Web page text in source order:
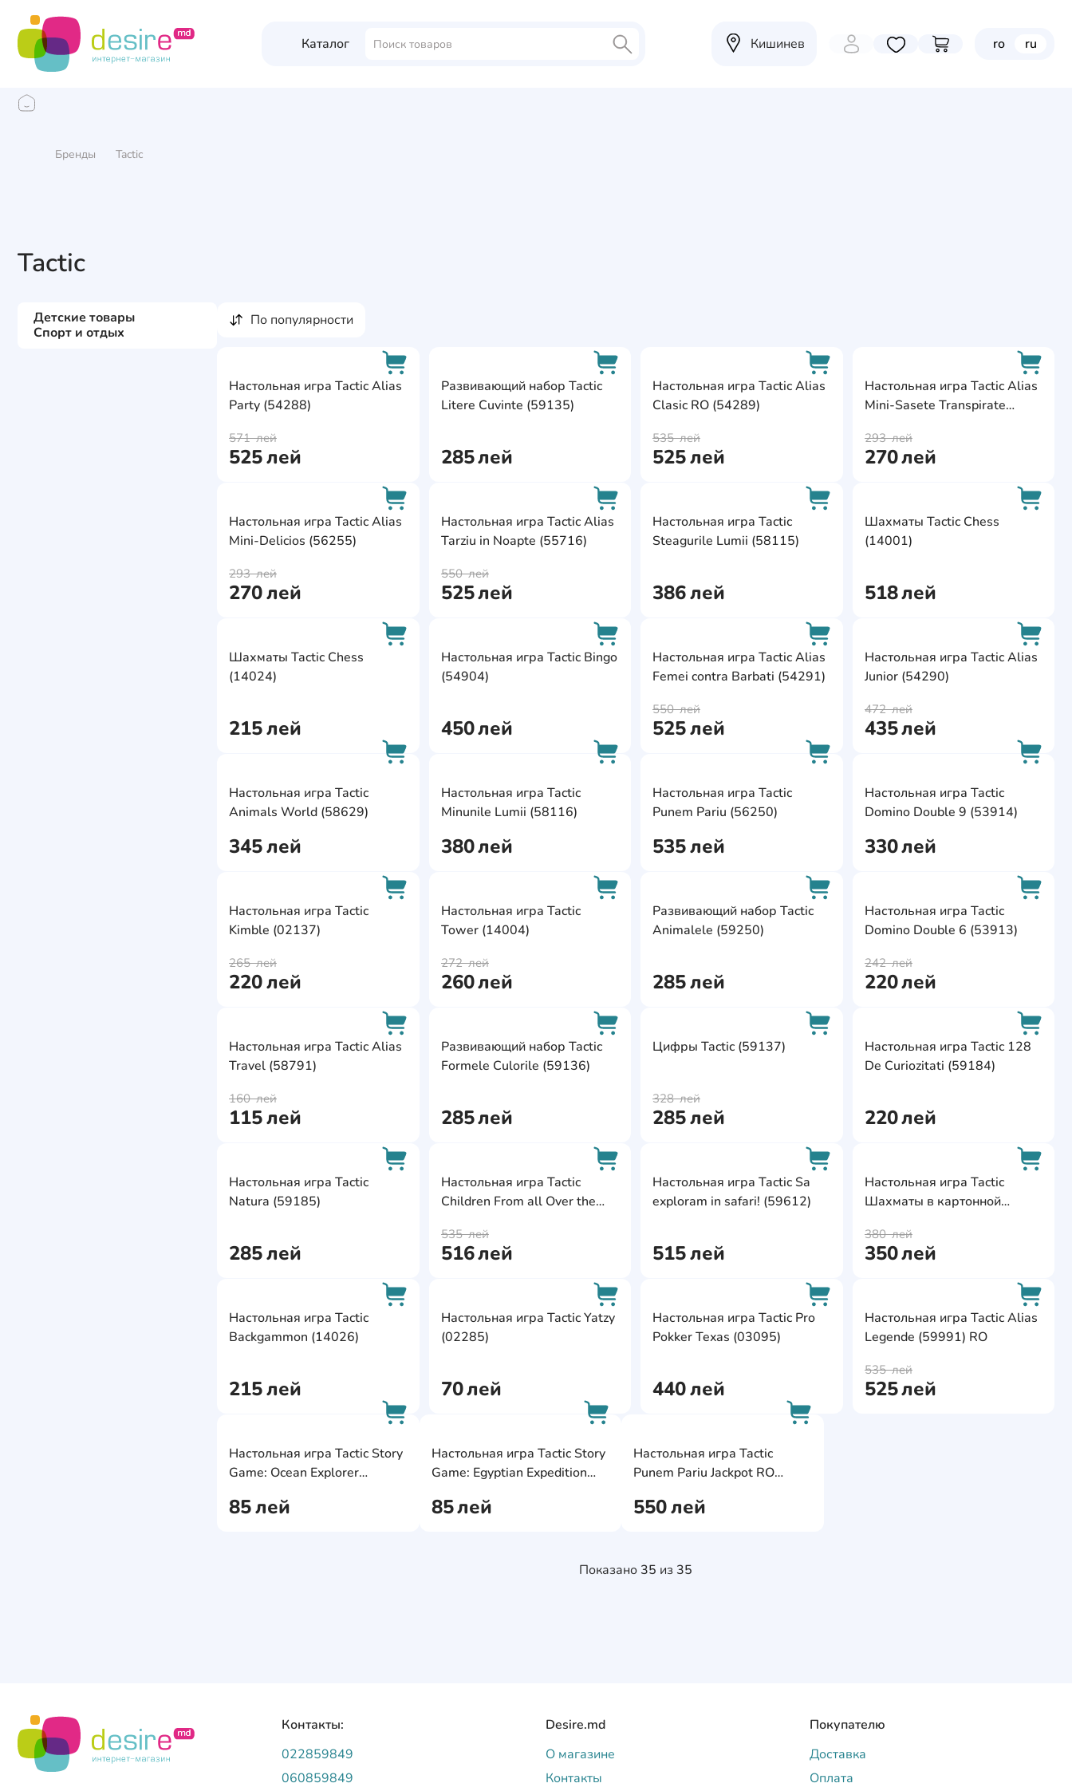
Каталог Кишинев Избранные товары
Перейти в корзину
ro ru
Бренды Tactic
Tactic
Детские товары
Спорт и отдых
по популярности
Настольная игра Tactic Alias
Party (54288)
525лей
571лей
AddCardToFavourite
Развивающий набор Tactic
Litere Cuvinte (59135)
285лей
AddCardToFavourite
Настольная игра Tactic Alias
Clasic RO (54289)
525лей
535лей
AddCardToFavourite
Настольная игра Tactic Alias
Mini-Sasete Transpirate
270лей
293лей
Настольная игра Tactic Alias
Mini-Delicios (56255)
270лей
293лей
AddCardToFavourite
Настольная игра Tactic Alias
Tarziu in Noapte (55716)
525лей
550лей
AddCardToFavourite
Настольная игра Tactic
Steagurile Lumii (58115)
386лей
AddCardToFavourite
Шахматы Tactic Chess
(14001)
518лей
Шахматы Tactic Chess
(14024)
215лей
AddCardToFavourite
Настольная игра Tactic Bingo
(54904)
450лей
AddCardToFavourite
Настольная игра Tactic Alias
Femei contra Barbati (54291)
525лей
550лей
AddCardToFavourite
Настольная игра Tactic Alias
Junior (54290)
435лей
472лей
Настольная игра Tactic
Animals World (58629)
345лей
AddCardToFavourite
AddCardToCart
Настольная игра Tactic
Minunile Lumii (58116)
380лей
AddCardToFavourite
AddCardToCart
Настольная игра Tactic
Punem Pariu (56250)
535лей
AddCardToFavourite
AddCardToCart
Настольная игра Tactic
Domino Double 9 (53914)
330лей
Настольная игра Tactic
Kimble (02137)
220лей
265лей
AddCardToFavourite
Настольная игра Tactic
Tower (14004)
260лей
272лей
AddCardToFavourite
Развивающий набор Tactic
Animalele (59250)
285лей
AddCardToFavourite
Настольная игра Tactic
Domino Double 6 (53913)
220лей
242лей
Настольная игра Tactic Alias
Travel (58791)
115лей
160лей
AddCardToFavourite
Развивающий набор Tactic
Formele Culorile (59136)
285лей
AddCardToFavourite
Цифры Tactic (59137)
285лей
328лей
AddCardToFavourite
Настольная игра Tactic 128
De Curiozitati (59184)
220лей
Настольная игра Tactic
Natura (59185)
285лей
AddCardToFavourite
Настольная игра Tactic
Children From all Over the
516лей
535лей
AddCardToFavourite
Настольная игра Tactic Sa
exploram in safari! (59612)
515лей
AddCardToFavourite
Настольная игра Tactic
Шахматы в картонной
350лей
380лей
Настольная игра Tactic
Backgammon (14026)
215лей
AddCardToFavourite
Настольная игра Tactic Yatzy
(02285)
70лей
AddCardToFavourite
Настольная игра Tactic Pro
Pokker Texas (03095)
440лей
AddCardToFavourite
Настольная игра Tactic Alias
Legende (59991) RO
525лей
535лей
Настольная игра Tactic Story
Game: Ocean Explorer
85лей
AddCardToFavourite
AddCardToCart
Настольная игра Tactic Story
Game: Egyptian Expedition
85лей
AddCardToFavourite
AddCardToCart
Настольная игра Tactic
Punem Pariu Jackpot RO
550лей
Показано 35 из 35
Контакты:
022859849
060859849
Desire.md
О магазине
Контакты
Покупателю
Доставка
Оплата